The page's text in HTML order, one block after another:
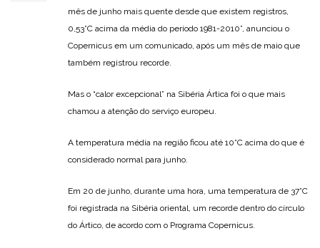
mês de junho mais quente desde que existem registros,
0,53°C acima da média do período 1981-2010”, anunciou o
Copernicus em um comunicado, após um mês de maio que
também registrou recorde.
Mas o “calor excepcional” na Sibéria Ártica foi o que mais
chamou a atenção do serviço europeu.
A temperatura média na região ficou até 10°C acima do que é
considerado normal para junho.
Em 20 de junho, durante uma hora, uma temperatura de 37°C
foi registrada na Sibéria oriental, um recorde dentro do círculo
do Ártico, de acordo com o Programa Copernicus.